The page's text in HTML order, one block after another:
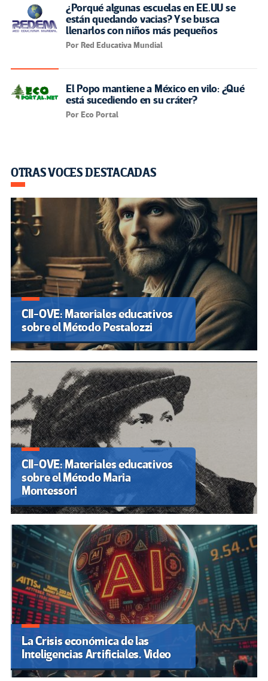
¿Porqué algunas escuelas en EE.UU se
están quedando vacias? Y se busca
llenarlos con niños más pequeños
Por Red Educativa Mundial
El Popo mantiene a México en vilo: ¿Qué
está sucediendo en su cráter?
Por Eco Portal
OTRAS VOCES DESTACADAS
CII-OVE: Materiales educativos
sobre el Método Pestalozzi
CII-OVE: Materiales educativos
sobre el Método Maria
Montessori
La Crisis económica de las
Inteligencias Artificiales. Video